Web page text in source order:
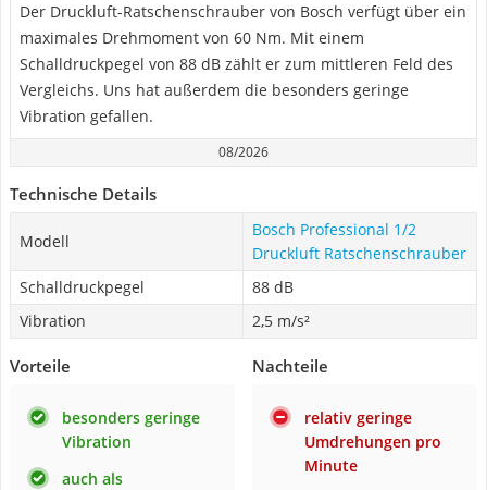
Der Druckluft-Ratschenschrauber von Bosch verfügt über ein
maximales Drehmoment von 60 Nm. Mit einem
Schalldruckpegel von 88 dB zählt er zum mittleren Feld des
Vergleichs. Uns hat außerdem die besonders geringe
Vibration gefallen.
08/2026
Technische Details
Modell
Bosch Professional 1/2
Druckluft Ratschenschrauber
Schalldruckpegel
88 dB
Vibration
2,5 m/s²
Vorteile
besonders geringe
Vibration
auch als
Nachteile
relativ geringe
Umdrehungen pro
Minute